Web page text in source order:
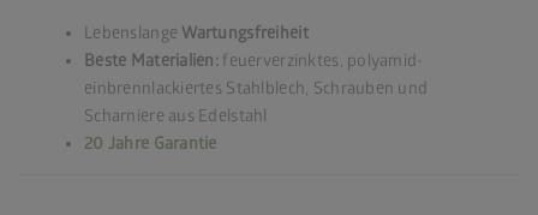
Lebenslange Wartungsfreiheit
Beste Materialien: feuerverzinktes, polyamid-
einbrennlackiertes Stahlblech, Schrauben und
Scharniere aus Edelstahl
20 Jahre Garantie